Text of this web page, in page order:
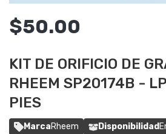
$50.00
KIT DE ORIFICIO DE
RHEEM SP20174B -
PIES
MarcaRheem Disponibilidad